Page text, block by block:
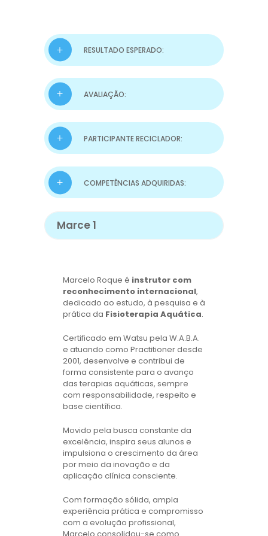
RESULTADO ESPERADO:
AVALIAÇÃO:
PARTICIPANTE RECICLADOR:
COMPETÊNCIAS ADQUIRIDAS:
Marce 1
Marcelo Roque é instrutor com
reconhecimento internacional,
dedicado ao estudo, à pesquisa e à
prática da Fisioterapia Aquática.
Certificado em Watsu pela W.A.B.A.
e atuando como Practitioner desde
2001, desenvolve e contribui de
forma consistente para o avanço
das terapias aquáticas, sempre
com responsabilidade, respeito e
base científica.
Movido pela busca constante da
excelência, inspira seus alunos e
impulsiona o crescimento da área
por meio da inovação e da
aplicação clínica consciente.
Com formação sólida, ampla
experiência prática e compromisso
com a evolução profissional,
Marcelo consolidou-se como